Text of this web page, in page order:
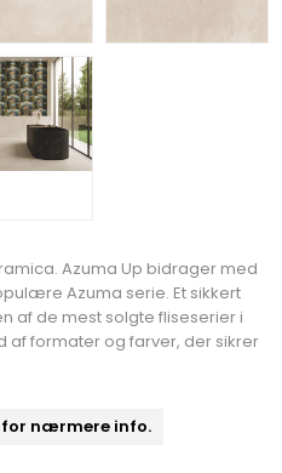
Azuma Up bidrager med
Azuma serie. Et sikkert
af de mest solgte fliseserier i
af formater og farver, der sikrer
nærmere info.